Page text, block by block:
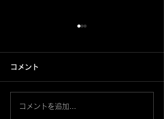
般若・天狗面と桜【左
コメント
コメントを追加…